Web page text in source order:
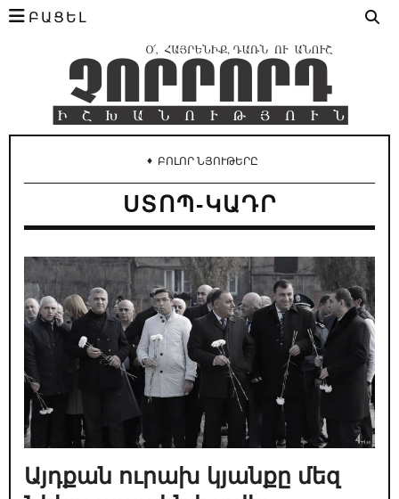
ԲԱՑԵԼ
♦ ԲՈԼՈՐ ՆՅՈՒԹԵՐԸ
ՍՏՈՊ-ԿԱԴՐ
Այդքան ուրախ կյանքը մեզ